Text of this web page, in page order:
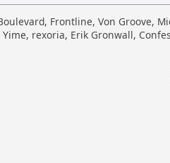
Frontline, Von Groove,
rexoria, Erik Gronwall,